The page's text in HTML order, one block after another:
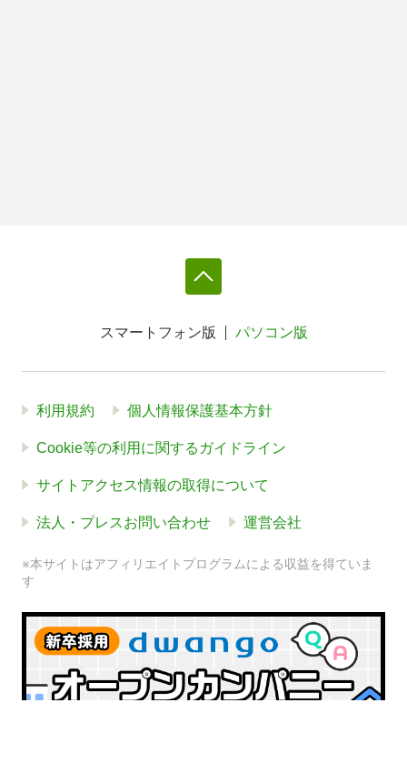
スマートフォン版 パソコン版
利用規約 個人情報保護基本方針
Cookie等の利用に関するガイドライン
サイトアクセス情報の取得について
法人・プレスお問い合わせ 運営会社
※本サイトはアフィリエイトプログラムによる収益を得ていま
す